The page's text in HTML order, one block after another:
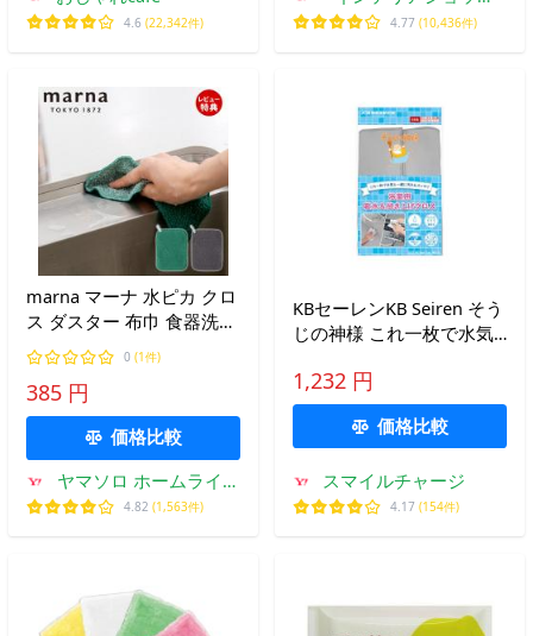
4.6 (22,342件)
roomy
4.77 (10,436件)
marna マーナ 水ピカ クロ
ス ダスター 布巾 食器洗い
茶渋 洗剤不要 水垢取り 水
垢落とし 水あか 薄型 台所
キッチン 緑 グレー 日本製
0 (1件)
385 円
価格比較
ヤマソロ ホームライフ
店
4.82 (1,563件)
KBセーレンKB Seiren そう
じの神様 これ一枚で水気
浴室用吸水&amp;拭き上
げクロス S091
1,232 円
価格比較
スマイルチャージ
4.17 (154件)